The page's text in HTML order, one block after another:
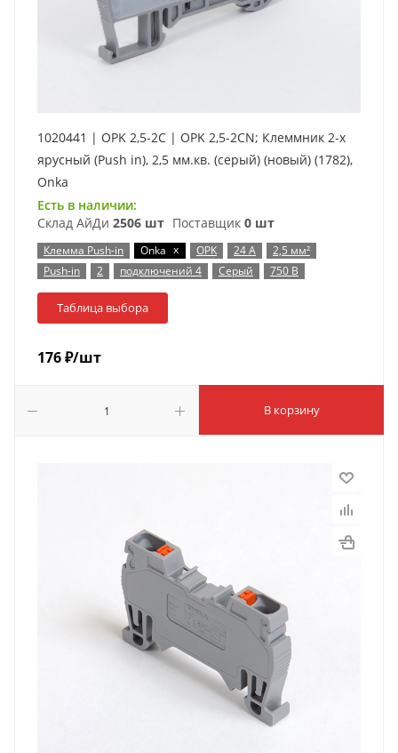
1020441 | OPK 2,5-2C | OPK 2,5-2CN; Клеммник 2-х
ярусный (Push in), 2,5 мм.кв. (серый) (новый) (1782),
Onka
Есть в наличии:
Склад АйДи 2506 шт Поставщик 0 шт
Клемма Push-in Onka x OPK 24 А
2,5 мм²
Push-in
2 подключений 4 Серый 750 В
Таблица выбора
176₽/шт
В корзину